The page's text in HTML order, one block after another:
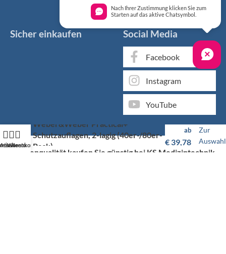
Sicher einkaufen Social Media
Facebook
Instagram
YouTube
Markenqualität kaufen Sie günstig bei KS Medizintechnik
Konto
Warenkorb
Weber&Weber Practical+
Schutzauflagen, 2-lagig (40er-/80er-
Pack)
ab
€ 39,78
Zur
Auswahl
Nach Ihrer Zustimmung klicken Sie zum
Starten auf das aktive Chatsymbol.